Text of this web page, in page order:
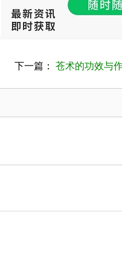
下一篇： 苍术的功效与